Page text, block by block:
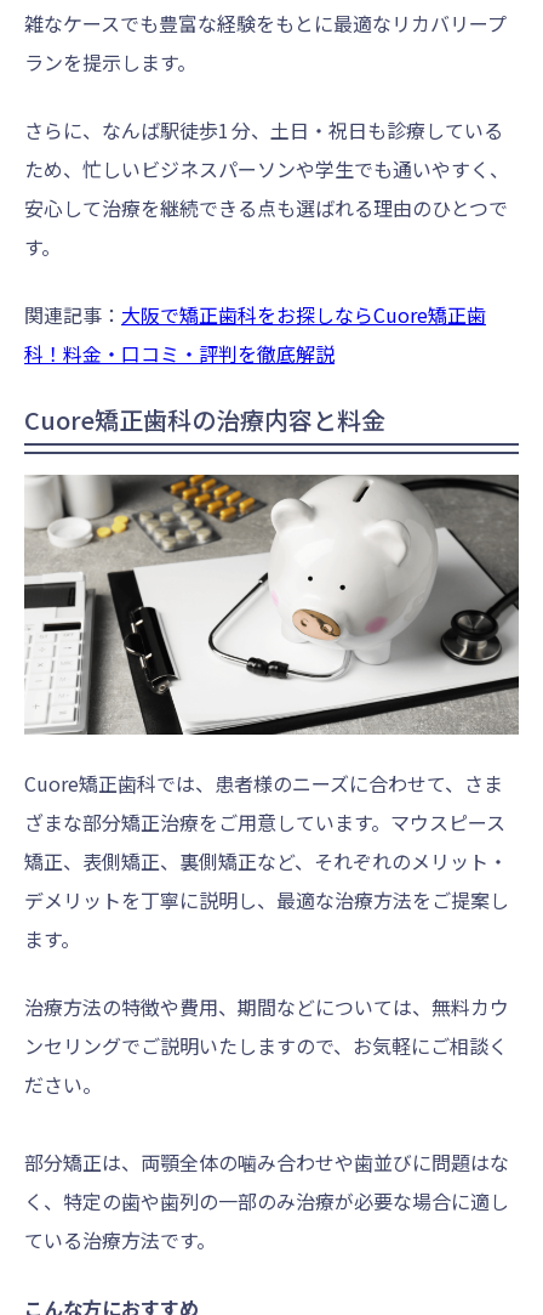
雑なケースでも豊富な経験をもとに最適なリカバリープ
ランを提示します。
さらに、なんば駅徒歩1 分、土日・祝日も診療している
ため、忙しいビジネスパーソンや学生でも通いやすく、
安心して治療を継続できる点も選ばれる理由のひとつで
す。
関連記事： 大阪で矯正歯科をお探しならCuore矯正歯
科！料金・口コミ・評判を徹底解説
Cuore矯正歯科の治療内容と料金
Cuore矯正歯科では、患者様のニーズに合わせて、さま
ざまな部分矯正治療をご用意しています。マウスピース
矯正、表側矯正、裏側矯正など、それぞれのメリット・
デメリットを丁寧に説明し、最適な治療方法をご提案し
ます。
治療方法の特徴や費用、期間などについては、無料カウ
ンセリングでご説明いたしますので、お気軽にご相談く
ださい。
部分矯正は、両顎全体の噛み合わせや歯並びに問題はな
く、特定の歯や歯列の一部のみ治療が必要な場合に適し
ている治療方法です。
こんな方におすすめ